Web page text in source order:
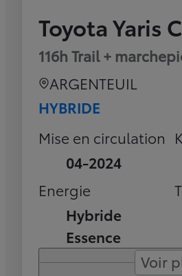
Toyota Yaris
116h Trail +
ARGENTEUIL
HYBRIDE
Mise en circulation
04-2024
Energie
Hybride
Essence
Voir